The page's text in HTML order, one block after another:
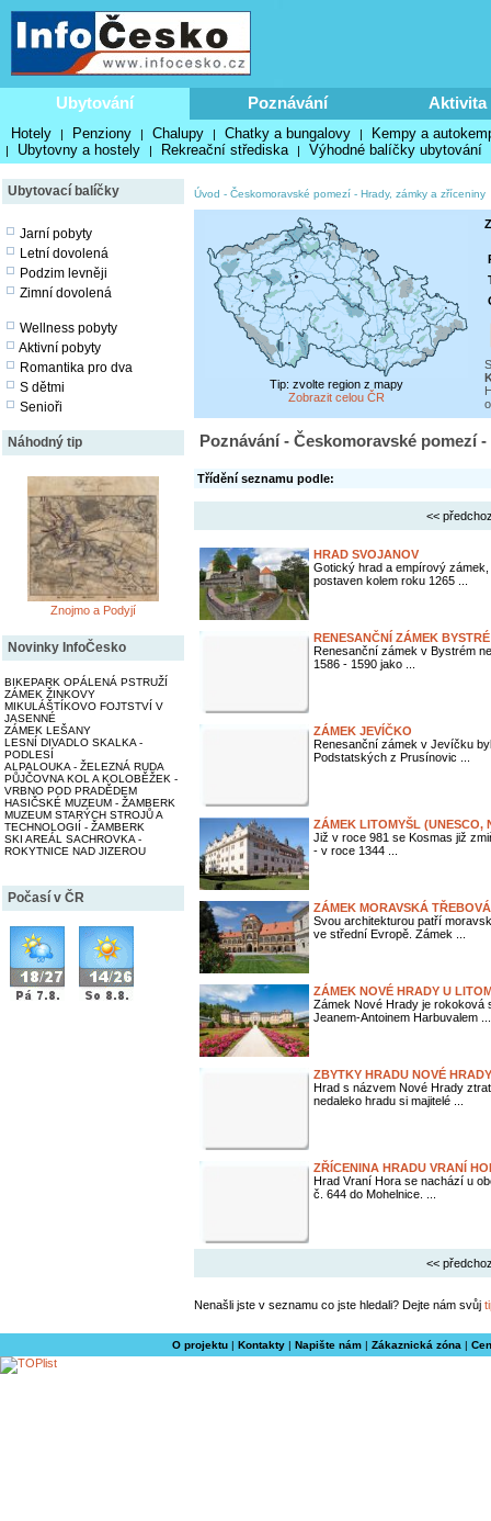
Ubytování Poznávání Aktivita
Hotely | Penziony | Chalupy | Chatky a bungalovy | Kempy a
| Ubytovny a hostely | Rekreační střediska | Výhodné balíčky ubytování
Ubytovací balíčky
Jarní pobyty
Letní dovolená
Podzim levněji
Zimní dovolená
Wellness pobyty
Aktivní pobyty
Romantika pro dva
S dětmi
Senioři
Náhodný tip
Znojmo a Podyjí
Novinky InfoČesko
BIKEPARK OPÁLENÁ PSTRUŽÍ
ZÁMEK ŽINKOVY
MIKULÁŠTÍKOVO FOJTSTVÍ V
JASENNÉ
ZÁMEK LEŠANY
LESNÍ DIVADLO SKALKA -
PODLESÍ
ALPALOUKA - ŽELEZNÁ RUDA
PŮJČOVNA KOL A KOLOBĚŽEK -
VRBNO POD PRADĚDEM
HASIČSKÉ MUZEUM - ŽAMBERK
MUZEUM STARÝCH STROJŮ A
TECHNOLOGIÍ - ŽAMBERK
SKI AREÁL SACHROVKA -
ROKYTNICE NAD JIZEROU
Počasí v ČR
Úvod - Českomoravské pomezí - Hrady, zámky a zříceniny
Tip: zvolte region z mapy
Zobrazit celou ČR
Poznávání - Českomoravské pomezí
Třídění seznamu podle:
<<
HRAD SVOJANOV
Gotický hrad a empírový
postaven kolem roku 1265 ...
RENESANČNÍ ZÁMEK
Renesanční zámek v Bystrém
1586 - 1590 jako ...
ZÁMEK JEVÍČKO
Renesanční zámek v Jevíčku
Podstatských z Prusínovic ...
ZÁMEK LITOMYŠL (UNESCO,
Již v roce 981 se Kosmas již
- v roce 1344 ...
ZÁMEK MORAVSKÁ TŘEBOVÁ
Svou architekturou patří
ve střední Evropě. Zámek ...
ZÁMEK NOVÉ HRADY U
Zámek Nové Hrady je rokoková
Jeanem-Antoinem Harbuvalem ...
ZBYTKY HRADU NOVÉ HRADY
Hrad s názvem Nové Hrady
nedaleko hradu si majitelé ...
ZŘÍCENINA HRADU VRANÍ
Hrad Vraní Hora se nachází u
č. 644 do Mohelnice. ...
<<
Nenašli jste v seznamu co jste hledali? Dejte nám svůj
O projektu| Kontakty| Napište nám| Zákaznická zóna |